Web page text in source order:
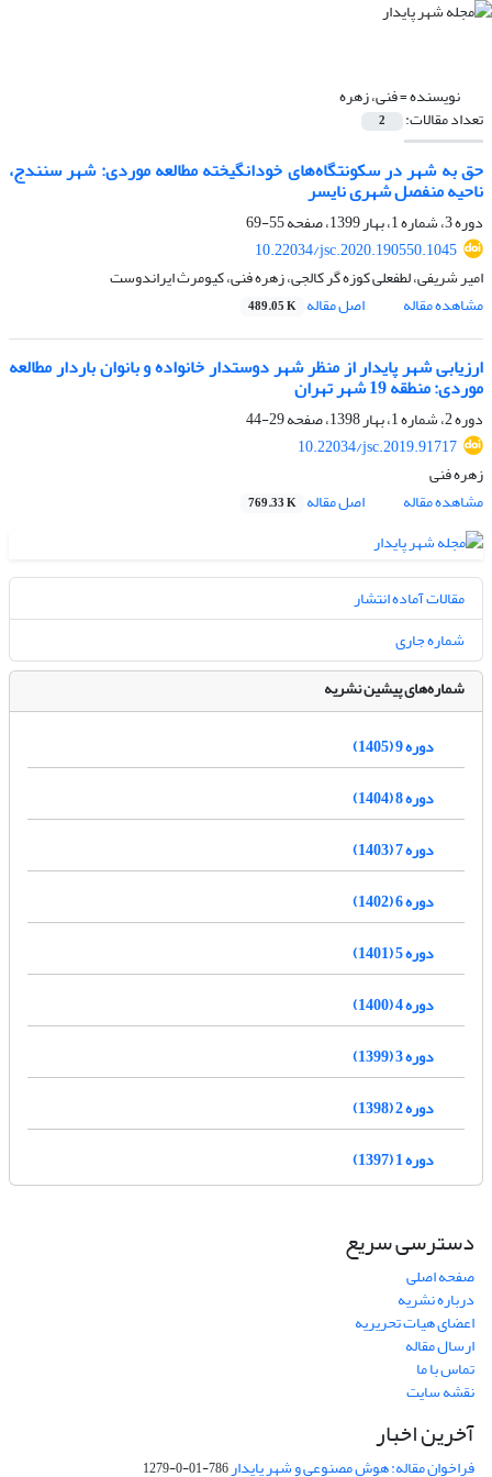
نویسنده =فنی، زهره
تعداد مقالات: 2
حق به شهر در سکونتگاه‌های خودانگیخته مطالعه موردی: شهر سنندج،
ناحیه منفصل شهری نایسر
دوره 3، شماره 1، بهار 1399، صفحه
55-69
10.22034/jsc.2020.190550.1045
امیر شریفی، لطفعلی کوزه گر کالجی، زهره فنی، کیومرث ایراندوست
مشاهده مقاله
اصل مقاله 489.05 K
ارزیابی شهر پایدار از منظر شهر دوستدار خانواده و بانوان باردار مطالعه
موردی: منطقه 19 شهر تهران
دوره 2، شماره 1، بهار 1398، صفحه
29-44
10.22034/jsc.2019.91717
زهره فنی
مشاهده مقاله
اصل مقاله 769.33 K
مقالات آماده انتشار
شماره جاری
شماره‌های پیشین نشریه
دوره 9 (1405)
دوره 8 (1404)
دوره 7 (1403)
دوره 6 (1402)
دوره 5 (1401)
دوره 4 (1400)
دوره 3 (1399)
دوره 2 (1398)
دوره 1 (1397)
دسترسی سریع
صفحه اصلی
درباره نشریه
اعضای هیات تحریریه
ارسال مقاله
تماس با ما
نقشه سایت
آخرین اخبار
فراخوان مقاله: هوش مصنوعی و شهر پایدار786-01-0-1279